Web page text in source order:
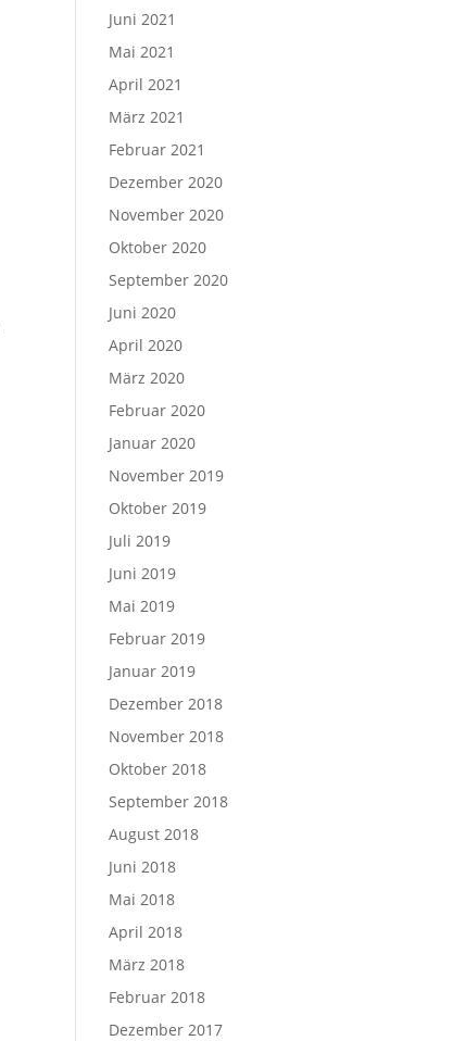
Juni 2021
Mai 2021
April 2021
März 2021
Februar 2021
Dezember 2020
November 2020
Oktober 2020
September 2020
Juni 2020
April 2020
März 2020
Februar 2020
Januar 2020
November 2019
Oktober 2019
Juli 2019
Juni 2019
Mai 2019
Februar 2019
Januar 2019
Dezember 2018
November 2018
Oktober 2018
September 2018
August 2018
Juni 2018
Mai 2018
April 2018
März 2018
Februar 2018
Dezember 2017